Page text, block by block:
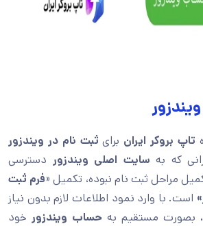
تاپ بروکر ایران برای ثبت نام در ویندزور
که به سایت اصلی ویندزور دسترسی
مراحل ثبت نام نبوده، تکمیل «فرم ثبت
است. با وارد نمود اطلاعات لازم بدون نیاز
بصورت مستقیم به حساب ویندزور خود